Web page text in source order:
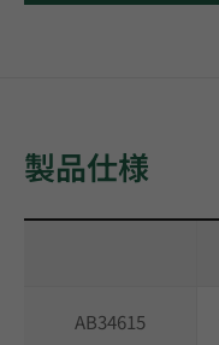
製品仕様
AB34615